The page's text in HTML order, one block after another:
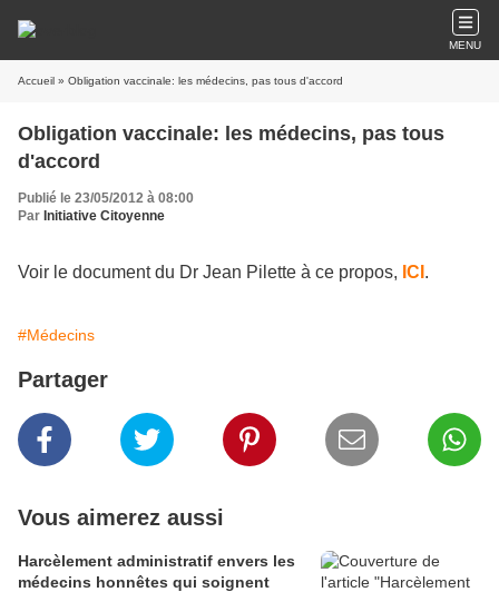
MENU
Accueil » Obligation vaccinale: les médecins, pas tous d'accord
Obligation vaccinale: les médecins, pas tous
d'accord
Publié le 23/05/2012 à 08:00
Par Initiative Citoyenne
Voir le document du Dr Jean Pilette à ce propos, ICI .
#Médecins
Partager
Vous aimerez aussi
Harcèlement administratif envers les
médecins honnêtes qui soignent